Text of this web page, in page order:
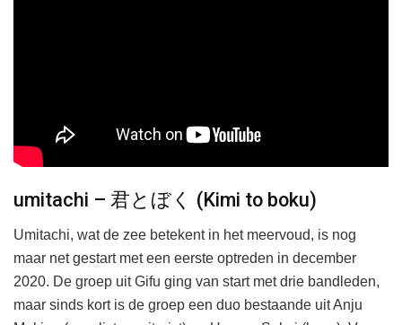
umitachi – 君とぼく (Kimi to boku)
Umitachi, wat de zee betekent in het meervoud, is nog
maar net gestart met een eerste optreden in december
2020. De groep uit Gifu ging van start met drie bandleden,
maar sinds kort is de groep een duo bestaande uit Anju